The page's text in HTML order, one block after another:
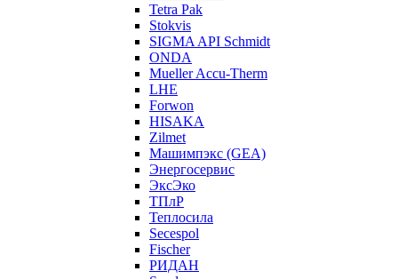
Tetra Pak
Stokvis
SIGMA API Schmidt
ONDA
Mueller Accu-Therm
LHE
Forwon
HISAKA
Zilmet
Машимпэкс (GEA)
Энергосервис
ЭксЭко
ТПлР
Теплосила
Secespol
Fischer
РИДАН